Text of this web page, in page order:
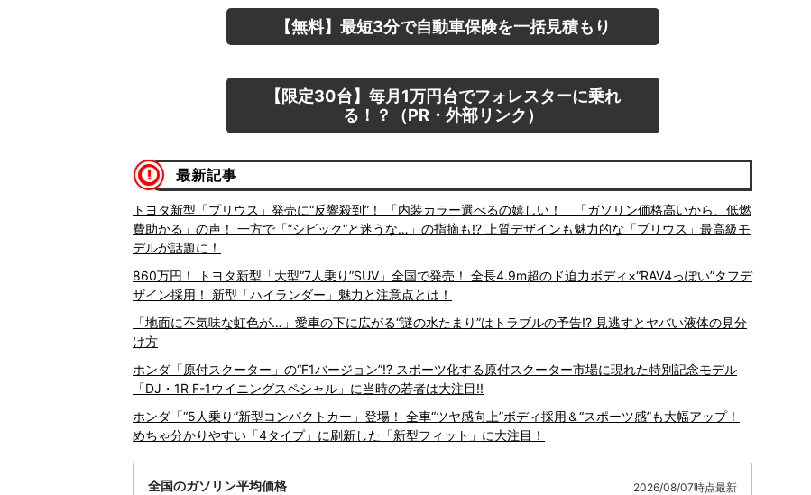
【無料】最短3分で自動車保険を一括見積もり
【限定30台】毎月1万円台でフォレスターに乗れ
る！？（PR・外部リンク）
最新記事
トヨタ新型「プリウス」発売に“反響殺到”！ 「内装カラー選べるの嬉しい！」「ガソリン価格高いから、低燃
費助かる」の声！ 一方で「”シビック“と迷うな…」の指摘も!? 上質デザインも魅力的な「プリウス」最高級モ
デルが話題に！
860万円！ トヨタ新型「大型“7人乗り”SUV」全国で発売！ 全長4.9m超のド迫力ボディ×“RAV4っぽい”タフデ
ザイン採用！ 新型「ハイランダー」魅力と注意点とは！
「地面に不気味な虹色が…」愛車の下に広がる“謎の水たまり”はトラブルの予告!? 見逃すとヤバい液体の見分
け方
ホンダ「原付スクーター」の“F1バージョン”!? スポーツ化する原付スクーター市場に現れた特別記念モデル
「DJ・1R F-1ウイニングスペシャル」に当時の若者は大注目!!
ホンダ「“5人乗り”新型コンパクトカー」登場！ 全車“ツヤ感向上”ボディ採用＆“スポーツ感”も大幅アップ！
めちゃ分かりやすい「4タイプ」に刷新した「新型フィット」に大注目！
全国のガソリン平均価格 2026/08/07時点最新